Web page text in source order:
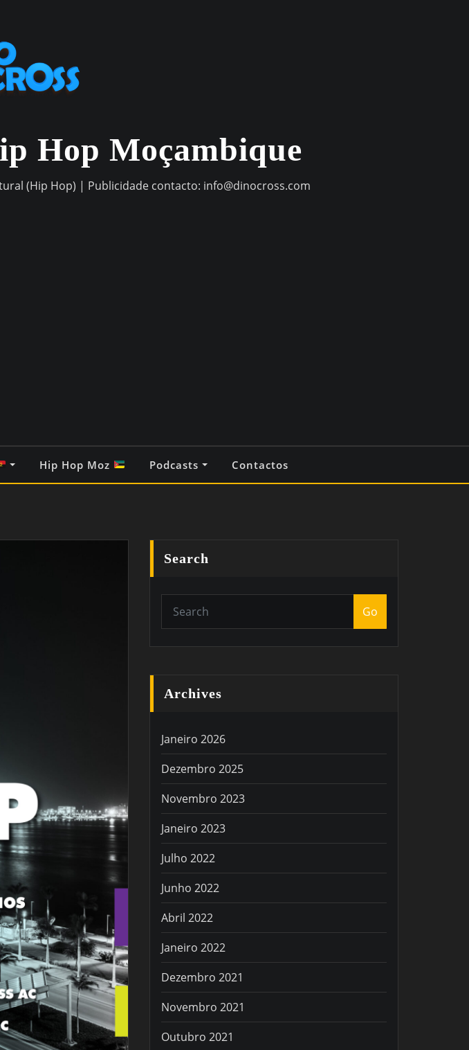
Hop Moçambique
(Hip Hop) | Publicidade contacto: info@dinocross.com
Hip Hop Moz Podcasts Contactos
Search
Go
Archives
Janeiro 2026
Dezembro 2025
Novembro 2023
Janeiro 2023
Julho 2022
Junho 2022
Abril 2022
Janeiro 2022
Dezembro 2021
Novembro 2021
Outubro 2021